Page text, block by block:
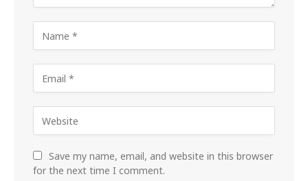
Save my name, email, and website in this browser
for the next time I comment.